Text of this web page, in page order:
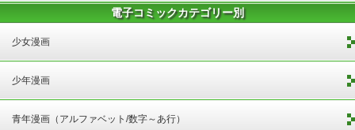
電子コミックカテゴリー別
少女漫画
少年漫画
青年漫画（アルファベット/数字～あ行）